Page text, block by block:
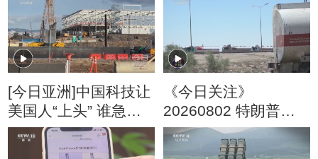
[今日亚洲]中国科技让
美国人“上头” 谁急
了？
《今日关注》
20260802 特朗普叫
停“最大规模”打击 伊
朗称摧毁美军F-35战